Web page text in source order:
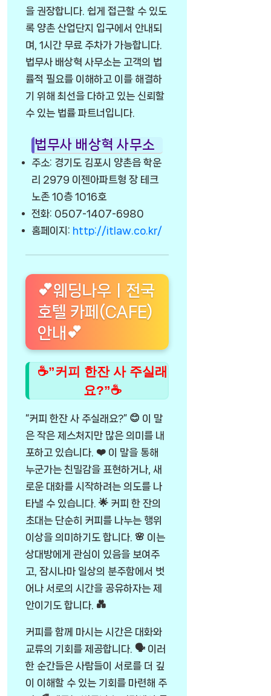
을 권장합니다. 쉽게 접근할 수 있도
록 양촌 산업단지 입구에서 안내되
며, 1시간 무료 주차가 가능합니다.
법무사 배상혁 사무소는 고객의 법
률적 필요를 이해하고 이를 해결하
기 위해 최선을 다하고 있는 신뢰할
수 있는 법률 파트너입니다.
법무사 배상혁 사무소
주소: 경기도 김포시 양촌읍 학운
리 2979 이젠아파트형 장 테크
노존 10층 1016호
전화: 0507-1407-6980
홈페이지: http://itlaw.co.kr/
💕웨딩나우ㅣ전국
호텔 카페(CAFE)
안내💕
☕”커피 한잔 사 주실래
요?”☕
“커피 한잔 사 주실래요?” 😊 이 말
은 작은 제스처지만 많은 의미를 내
포하고 있습니다. ❤️ 이 말을 통해
누군가는 친밀감을 표현하거나, 새
로운 대화를 시작하려는 의도를 나
타낼 수 있습니다. 🌟 커피 한 잔의
초대는 단순히 커피를 나누는 행위
이상을 의미하기도 합니다. 🌸 이는
상대방에게 관심이 있음을 보여주
고, 잠시나마 일상의 분주함에서 벗
어나 서로의 시간을 공유하자는 제
안이기도 합니다. 💑
커피를 함께 마시는 시간은 대화와
교류의 기회를 제공합니다. 🗣️ 이러
한 순간들은 사람들이 서로를 더 깊
이 이해할 수 있는 기회를 마련해 주